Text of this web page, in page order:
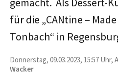
für die „CANtine –
Tonbach“ in
Donnerstag, 09.03.2023, 15:57 Uhr,
Wacker